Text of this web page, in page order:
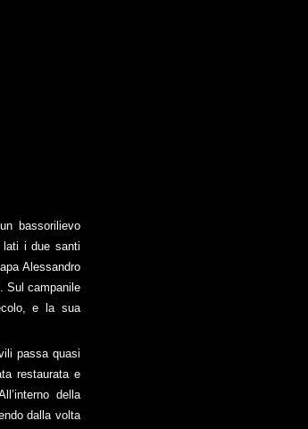
bassorilievo
lati i due santi
Alessandro
Sul campanile
e la sua
passa quasi
restaurata e
della
dalla volta